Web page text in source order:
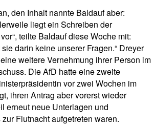
den Inhalt nannte Baldauf aber:
liegt ein Schreiben der
teilte Baldauf diese Woche mit:
darin keine unserer Fragen.“ Dreyer
weitere Vernehmung ihrer Person im
Die AfD hatte eine zweite
vor zwei Wochen im
ihren Antrag aber vorerst wieder
erneut neue Unterlagen und
Flutnacht aufgetreten waren.